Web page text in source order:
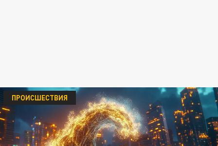
ПРОИСШЕСТВИЯ